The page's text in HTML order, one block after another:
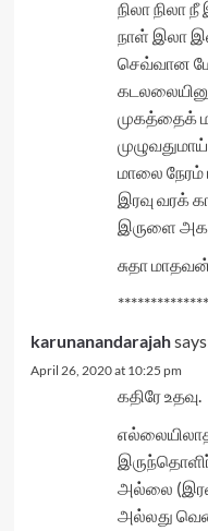
நிலா நிலா
நாள் இலா
செவ்வான
முகத்தைக்
மாலை நேரம்
இரவு வரக்
இருளை
சுதா
karunanandarajah
April 26, 2020 at 10:25 pm
கதிரே உதவு.
அல்லை
அல்லது